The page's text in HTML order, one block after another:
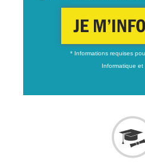
* Informations requises
Informatique et